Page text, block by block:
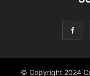
© Copyright 2024